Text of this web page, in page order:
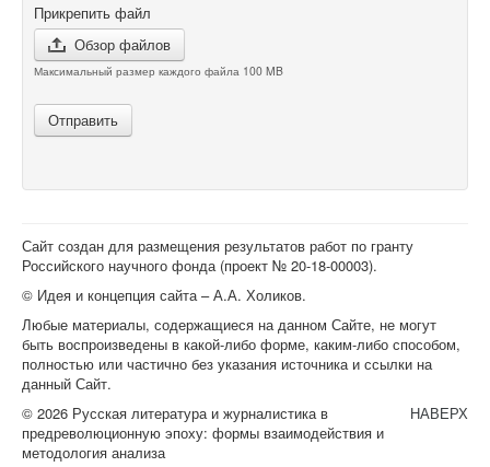
Прикрепить файл
Обзор файлов
Максимальный размер каждого файла 100 MB
Отправить
Сайт создан для размещения результатов работ по гранту
Российского научного фонда (проект № 20-18-00003).
© Идея и концепция сайта – А.А. Холиков.
Любые материалы, содержащиеся на данном Сайте, не могут
быть воспроизведены в какой-либо форме, каким-либо способом,
полностью или частично без указания источника и ссылки на
данный Сайт.
НАВЕРХ
© 2026 Русская литература и журналистика в
предреволюционную эпоху: формы взаимодействия и
методология анализа